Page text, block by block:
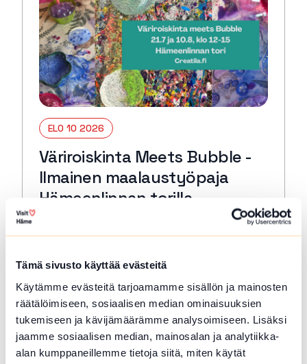
Tämä sivusto käyttää evästeitä
Käytämme evästeitä tarjoamamme sisällön ja mainosten
räätälöimiseen, sosiaalisen median ominaisuuksien
tukemiseen ja kävijämäärämme analysoimiseen. Lisäksi
jaamme sosiaalisen median, mainosalan ja analytiikka-
alan kumppaneillemme tietoja siitä, miten käytät
ELO 10 2026
Väriroiskinta Meets Bubble -
Ilmainen maalaustyöpaja
Hämeenlinnan torilla
Väriroiskintaa sekä kuplamaalausta.
eri-ikäisille osallistujille.
Lue lisää tapahtumasta Väriroiskinta Meets